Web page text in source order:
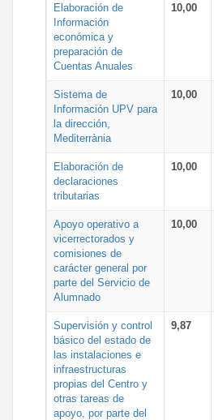
Elaboración de
Información
económica y
preparación de
Cuentas Anuales
10,00
Sistema de
Información UPV para
la dirección,
Mediterrània
10,00
Elaboración de
declaraciones
tributarias
10,00
Apoyo operativo a
vicerrectorados y
comisiones de
carácter general por
parte del Servicio de
Alumnado
10,00
Supervisión y control
básico del estado de
las instalaciones e
infraestructuras
propias del Centro y
otras tareas de
apoyo, por parte del
9,87